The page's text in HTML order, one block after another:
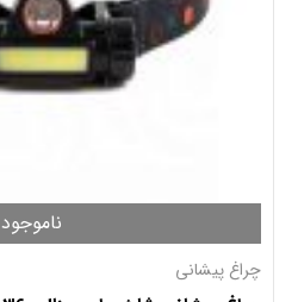
ناموجود
چراغ پیشانی